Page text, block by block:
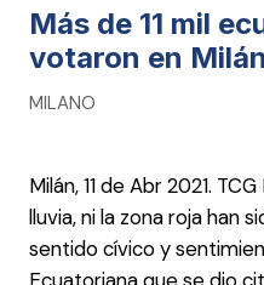
Más de 11 mil
votaron en Milán
MILANO
Milán, 11 de Abr 2021.
lluvia, ni la zona roja han
sentido cívico y